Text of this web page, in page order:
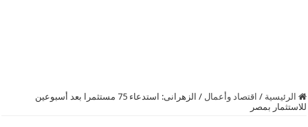
الرئيسية / اقتصاد وأعمال /
الزهرانى: استدعاء 75 مستثمرا بعد أسبوعين
للاستثمار بمصر